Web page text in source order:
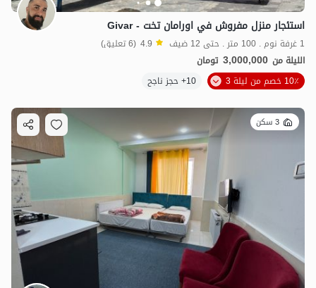
استئجار منزل مفروش في اورامان تخت - Givar
1 غرفة نوم . 100 متر . حتى 12 ضيف 4.9 (6 تعليق)
الليلة من 3,000,000 تومان
10٪ خصم من ليلة 3
10+ حجز ناجح
3 سكن